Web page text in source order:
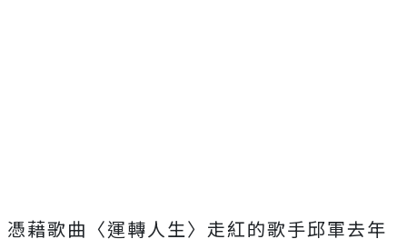
憑藉歌曲〈運轉人生〉走紅的歌手邱軍去年